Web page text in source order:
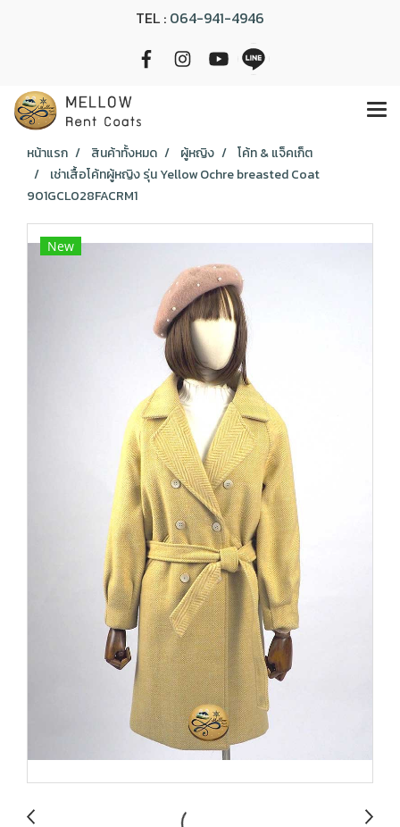
TEL : 064-941-4946
หน้าแรก สินค้าทั้งหมด ผู้หญิง
โค้ท & แจ็คเก็ต
เช่าเสื้อโค้ทผู้หญิง รุ่น Yellow Ochre breasted Coat
901GCL028FACRM1
New